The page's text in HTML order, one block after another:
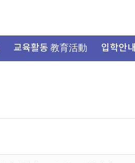
교육활동 教育活動 입학안